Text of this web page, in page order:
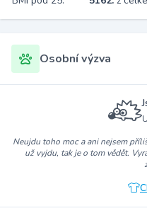
Osobní výzva
Neujdu toho moc a ani nejsem
už vyjdu, tak je o tom vědět.